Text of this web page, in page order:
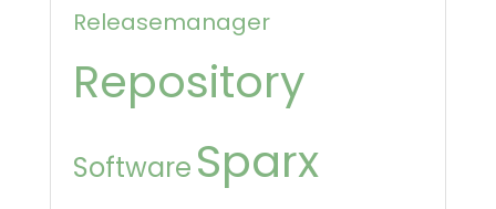
Releasemanager
Repository
Software Sparx